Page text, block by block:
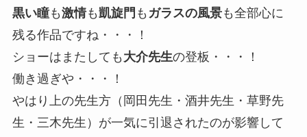
黒い瞳も激情も凱旋門 も ガラスの風景も全部心に
残る作品ですね・・・！
ショーはまたしても 大介先生の登板・・・！
働き過ぎや・・・！
やはり上の先生方（岡田先生・酒井先生・草野先
生・三木先生）が一気に引退されたのが影響して